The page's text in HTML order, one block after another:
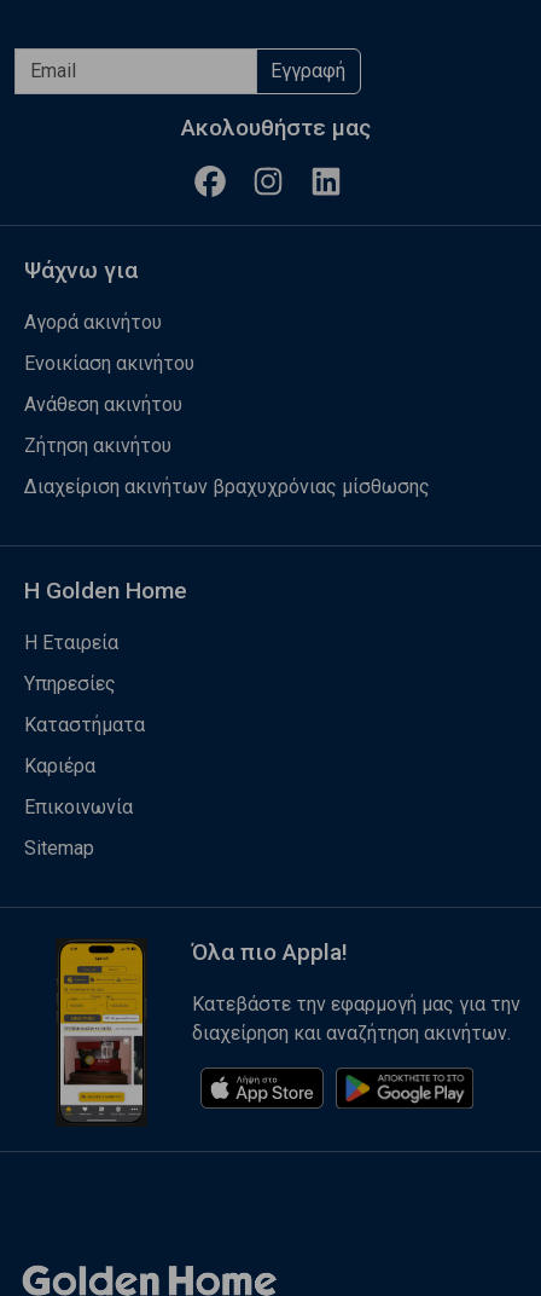
Εγγραφή
Ακολουθήστε μας
Ψάχνω για
Αγορά ακινήτου
Ενοικίαση ακινήτου
Ανάθεση ακινήτου
Ζήτηση ακινήτου
Διαχείριση ακινήτων βραχυχρόνιας μίσθωσης
Η Golden Home
Η Εταιρεία
Υπηρεσίες
Καταστήματα
Καριέρα
Επικοινωνία
Sitemap
Όλα πιο Appla!
Κατεβάστε την εφαρμογή μας για την
διαχείρηση και αναζήτηση ακινήτων.